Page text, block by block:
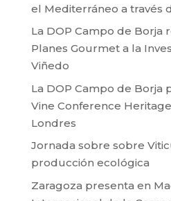
el Mediterráneo a través
La DOP Campo de Borja
Planes Gourmet a la
Viñedo
La DOP Campo de Borja
Vine Conference
Londres
Jornada sobre sobre
producción ecológica
Zaragoza presenta en